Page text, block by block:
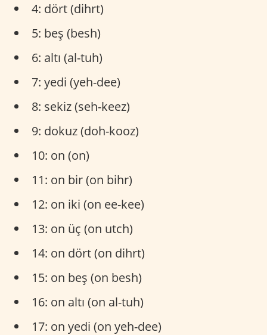
4: dört (dihrt)
5: beş (besh)
6: altı (al-tuh)
7: yedi (yeh-dee)
8: sekiz (seh-keez)
9: dokuz (doh-kooz)
10: on (on)
11: on bir (on bihr)
12: on iki (on ee-kee)
13: on üç (on utch)
14: on dört (on dihrt)
15: on beş (on besh)
16: on altı (on al-tuh)
17: on yedi (on yeh-dee)